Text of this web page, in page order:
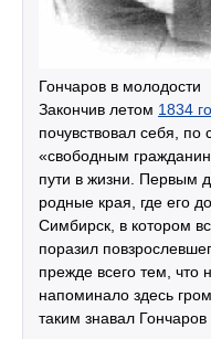
Гончаров в молодости
Закончив летом 1834
почувствовал себя, по
«свободным
пути в жизни. Первым
родные края, где его
Симбирск, в котором
поразил
прежде всего тем, что
напоминало здесь
таким знавал